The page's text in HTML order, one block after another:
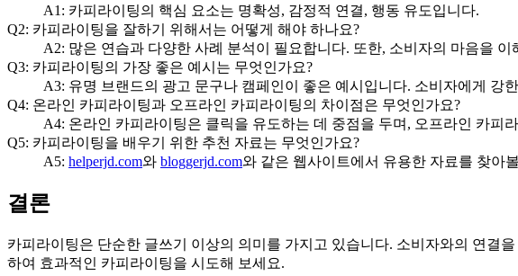
A1: 카피라이팅의 핵심 요소는 명확성, 감정적 연결, 행동 유도입니다.
Q2: 카피라이팅을 잘하기 위해서는 어떻게 해야 하나요?
A2: 많은 연습과 다양한 사례 분석이 필요합니다. 또한, 소비자의 마음을 이
Q3: 카피라이팅의 가장 좋은 예시는 무엇인가요?
A3: 유명 브랜드의 광고 문구나 캠페인이 좋은 예시입니다. 소비자에게 강
Q4: 온라인 카피라이팅과 오프라인 카피라이팅의 차이점은 무엇인가요?
A4: 온라인 카피라이팅은 클릭을 유도하는 데 중점을 두며, 오프라인 카피
Q5: 카피라이팅을 배우기 위한 추천 자료는 무엇인가요?
A5: helperjd.com와 bloggerjd.com와 같은 웹사이트에서 유용한 자료를 찾아
결론
카피라이팅은 단순한 글쓰기 이상의 의미를 가지고 있습니다. 소비자와의 연결
하여 효과적인 카피라이팅을 시도해 보세요.